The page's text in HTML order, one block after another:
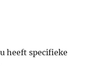
heeft specifieke